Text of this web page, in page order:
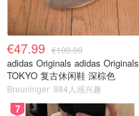
€47.99 €100.00
adidas Originals adidas Originals
TOKYO 复古休闲鞋 深棕色
Breuninger 884人感兴趣
7